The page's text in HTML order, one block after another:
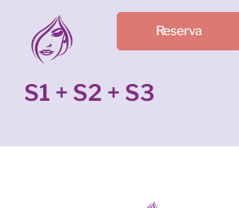
Reserva
S1 + S2 + S3